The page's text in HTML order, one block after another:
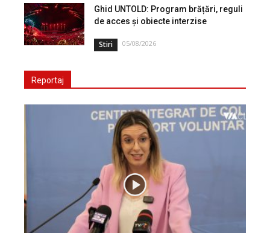
Ghid UNTOLD: Program brățări, reguli
de acces și obiecte interzise
Stiri 05/08/2026
Reportaj